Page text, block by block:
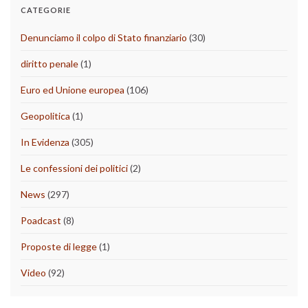
CATEGORIE
Denunciamo il colpo di Stato finanziario (30)
diritto penale(1)
Euro ed Unione europea (106)
Geopolitica (1)
In Evidenza (305)
Le confessioni dei politici(2)
News (297)
Poadcast (8)
Proposte di legge(1)
Video (92)